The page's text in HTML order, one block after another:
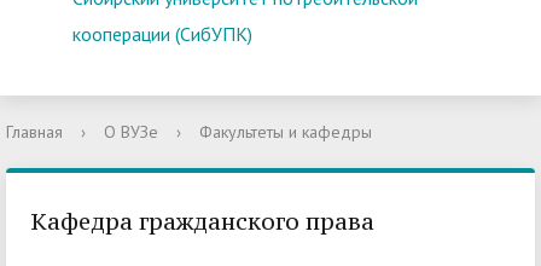
кооперации (СибУПК)
Главная › О ВУЗе › Факультеты и кафедры
Кафедра гражданского права